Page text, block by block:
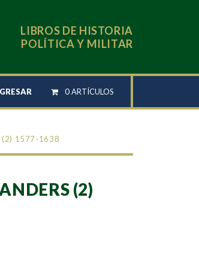
LIBROS DE HISTORIA
POLÍTICA Y MILITAR
0 ARTÍCULOS
(2) 1577-1638
(2)